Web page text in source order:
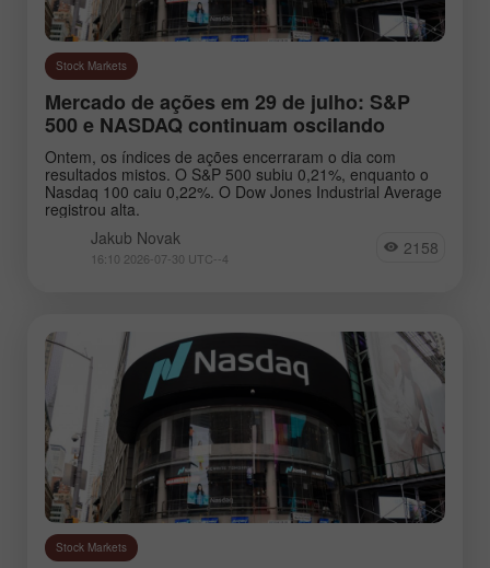
Stock Markets
Mercado de ações em 29 de julho: S&P
500 e NASDAQ continuam oscilando
Ontem, os índices de ações encerraram o dia com
resultados mistos. O S&P 500 subiu 0,21%, enquanto o
Nasdaq 100 caiu 0,22%. O Dow Jones Industrial Average
registrou alta.
Jakub Novak
16:10 2026-07-30 UTC--4 2158
Stock Markets